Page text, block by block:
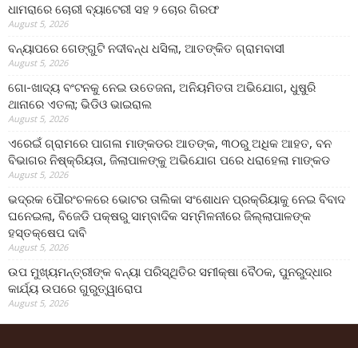
ଧାମରାରେ ଚୋରୀ ବ୍ୟାଟେରୀ ସହ ୨ ଚୋର ଗିରଫ
August 5, 2026
ବନ୍ୟାପରେ ଗେଙ୍ଗୁଟି ନଦୀବନ୍ଧ ଧସିଲା, ଆତଙ୍କିତ ଗ୍ରାମବାସୀ
August 5, 2026
ଗୋ-ଖାଦ୍ୟ ବଂଟନକୁ ନେଇ ଉତେଜନା, ଅନିୟମିତତା ଅଭିଯୋଗ, ଧୁଷୁରି
ଥାନାରେ ଏତଲା; ଭିଡିଓ ଭାଇରାଲ
August 5, 2026
ଏରେଇଁ ଗ୍ରାମରେ ପାଗଳା ମାଙ୍କଡର ଆତଙ୍କ, ୩୦ରୁ ଅଧିକ ଆହତ, ବନ
ବିଭାଗର ନିଷ୍କ୍ରିୟତା, ଜିଲାପାଳଙ୍କୁ ଅଭିଯୋଗ ପରେ ଧରାହେଲା ମାଙ୍କଡ
August 5, 2026
ଭଦ୍ରକ ପୌରଂଚଳରେ ଭୋଟର ତାଲିକା ସଂଶୋଧନ ପ୍ରକ୍ରିୟାକୁ ନେଇ ବିବାଦ
ଘନେଇଲା, ବିଜେଡି ପକ୍ଷରୁ ସାମ୍ବାଦିକ ସମ୍ମିଳନୀରେ ଜିଲ୍ଲାପାଳଙ୍କ
ହସ୍ତକ୍ଷେପ ଦାବି
August 5, 2026
ଉପ ମୁଖ୍ୟମନ୍ତ୍ରୀଙ୍କ ବନ୍ୟା ପରିସ୍ଥିତିର ସମୀକ୍ଷା ବୈଠକ, ପୁନରୁଦ୍ଧାର
କାର୍ଯ୍ୟ ଉପରେ ଗୁରୁତ୍ୱାରୋପ
August 5, 2026